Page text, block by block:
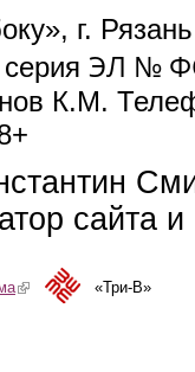
г.
ЭЛ №
К.М.
e-mail)
сайта
(link is external)«Три-В»